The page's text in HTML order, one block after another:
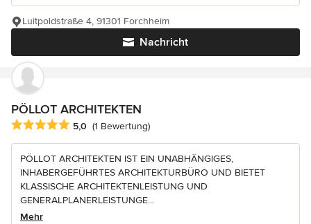
Nachricht
Luitpoldstraße 4, 91301 Forchheim
PÖLLOT ARCHITEKTEN
Durchschnittliche Bewertung: 5 von 5 Sternen
5,0 (1 Bewertung)
PÖLLOT ARCHITEKTEN IST EIN UNABHÄNGIGES,
INHABERGEFÜHRTES ARCHITEKTURBÜRO UND BIETET
KLASSISCHE ARCHITEKTENLEISTUNG UND
GENERALPLANERLEISTUNGE...
Mehr